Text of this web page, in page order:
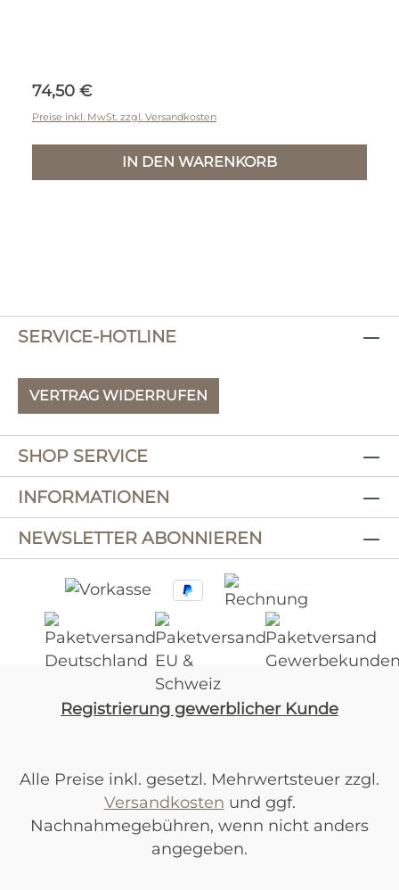
Regulärer Preis:
74,50 €
Preise inkl. MwSt. zzgl. Versandkosten
IN DEN WARENKORB
SERVICE-HOTLINE
VERTRAG WIDERRUFEN
SHOP SERVICE
INFORMATIONEN
NEWSLETTER ABONNIEREN
Registrierung gewerblicher Kunde
Alle Preise inkl. gesetzl. Mehrwertsteuer zzgl.
Versandkosten und ggf.
Nachnahmegebühren, wenn nicht anders
angegeben.